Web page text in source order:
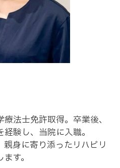
法士免許取得。卒業後、
験し、当院に入職。
身に寄り添ったリハビリ
す。